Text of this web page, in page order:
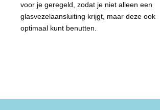
voor je geregeld, zodat je niet alleen een
glasvezelaansluiting krijgt, maar deze ook
optimaal kunt benutten.